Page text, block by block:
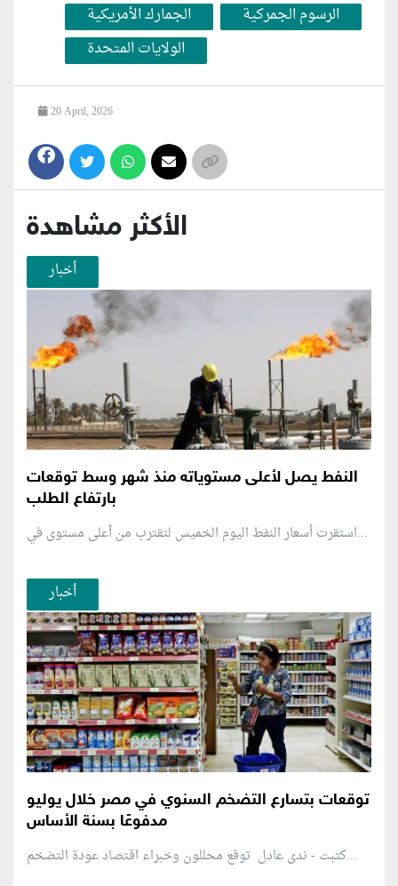
الجمارك الأمريكية
الرسوم الجمركية
الولايات المتحدة
20 April, 2026
الأكثر مشاهدة
أخبار
النفط يصل لأعلى مستوياته منذ شهر وسط توقعات
بارتفاع الطلب
استقرت أسعار النفط اليوم الخميس لتقترب من أعلى مستوى في...
أخبار
توقعات بتسارع التضخم السنوي في مصر خلال يوليو
مدفوعًا بسنة الأساس
كتبت - ندى عادل توقع محللون وخبراء اقتصاد عودة التضخم...